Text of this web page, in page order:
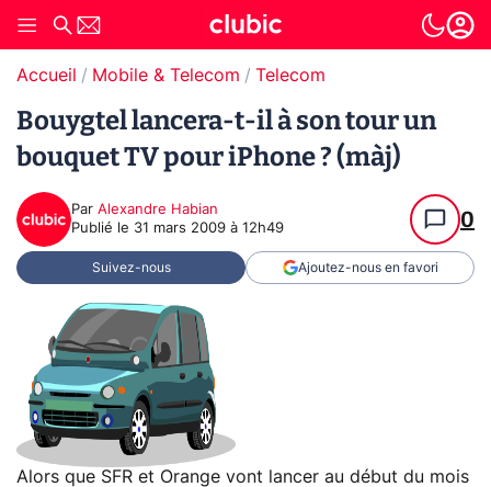
Accueil Mobile & Telecom Telecom
Bouygtel lancera-t-il à son tour un
bouquet TV pour iPhone ? (màj)
Par Alexandre Habian
Publié le 31 mars 2009 à 12h49 0
Suivez-nous Ajoutez-nous en favori
Alors que SFR et Orange vont lancer au début du mois